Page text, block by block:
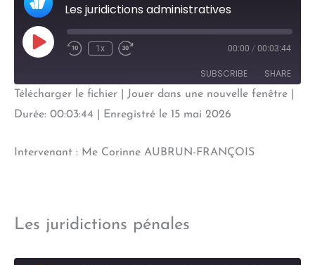
Les juridictions administratives
Play
Episode
1x 00:00 / 00:03:44
SUBSCRIBE SHARE
SHARE
Télécharger le fichier Jouer dans une nouvelle fenêtre
Durée: 00:03:44
Enregistré le 15 mai 2026
Intervenant : Me Corinne AUBRUN-FRANÇOIS
Les juridictions pénales